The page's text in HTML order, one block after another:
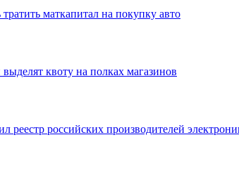
маткапитал на покупку авто
квоту на полках магазинов
реестр российских производителей